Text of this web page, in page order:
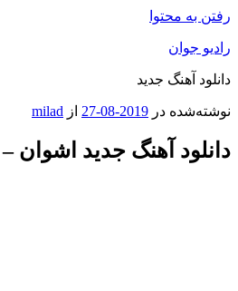
رفتن به محتوا
رادیو جوان
دانلود آهنگ جدید
نوشته‌شده در 2019-08-27 از milad
دانلود آهنگ جدید